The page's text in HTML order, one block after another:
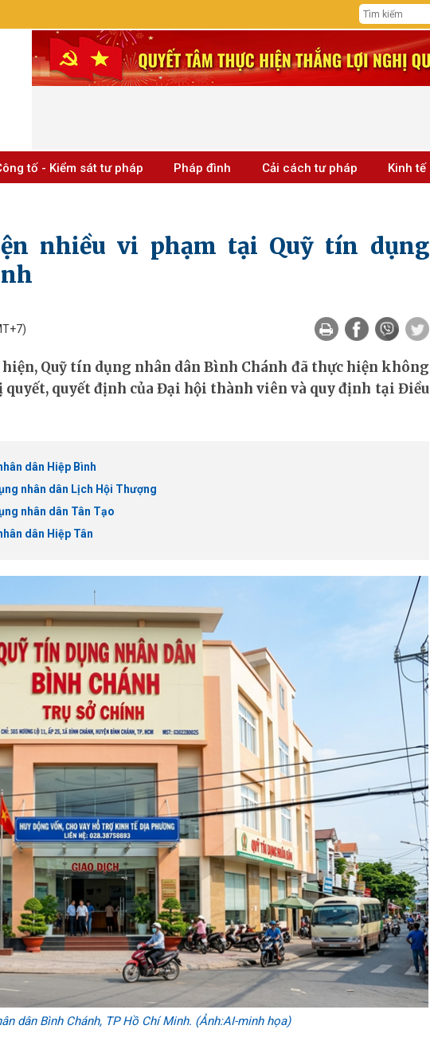
tố - Kiểm sát tư pháp Pháp đình Cải cách tư pháp Kinh tế
nhiều vi phạm tại Quỹ tín dụng
Quỹ tín dụng nhân dân Bình Chánh đã thực hiện không
quyết định của Đại hội thành viên và quy định tại Điều
dân Hiệp Bình
nhân dân Lịch Hội Thượng
nhân dân Tân Tạo
dân Hiệp Tân
dân Bình Chánh, TP Hồ Chí Minh. (Ảnh:AI-minh họa)